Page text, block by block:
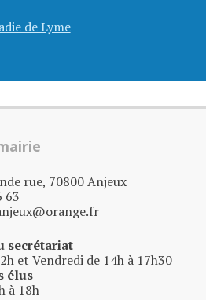
de Lyme
rue, 70800 Anjeux
63
secrétariat
et Vendredi de 14h à 17h30
élus
à 18h